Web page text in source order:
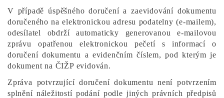
V případě úspěšného doručení a zaevidování dokumentu
doručeného na elektronickou adresu podatelny (e-mailem),
odesílatel obdrží automaticky generovanou e-mailovou
zprávu opatřenou elektronickou pečetí s informací o
doručení dokumentu a evidenčním číslem, pod kterým je
dokument na ČIŽP evidován.
Zpráva potvrzující doručení dokumentu není potvrzením
splnění náležitostí podání podle jiných právních předpisů